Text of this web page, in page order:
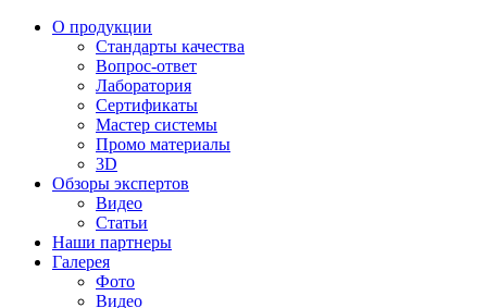
О продукции
Стандарты качества
Вопрос-ответ
Лаборатория
Сертификаты
Мастер системы
Промо материалы
3D
Обзоры экспертов
Видео
Статьи
Наши партнеры
Галерея
Фото
Видео